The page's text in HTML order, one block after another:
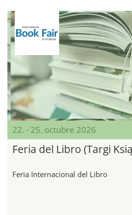
22. - 25. octubre 2026
Feria del Libro (Targi
Feria Internacional del Libro